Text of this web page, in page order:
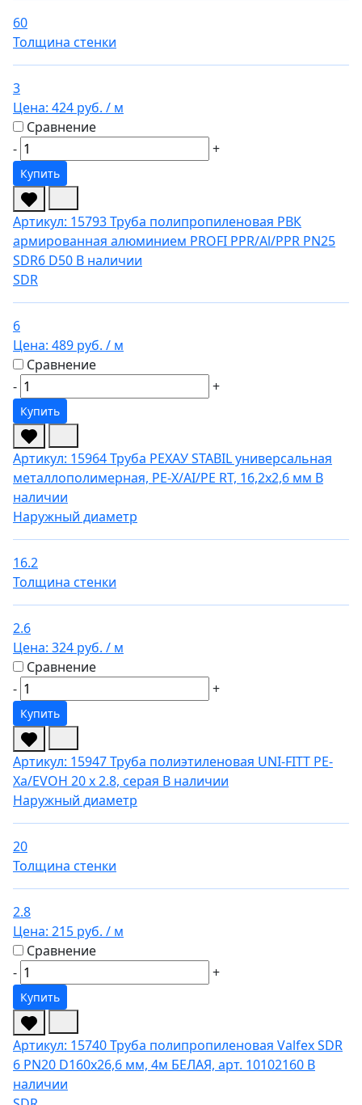
60
Толщина стенки
3
Цена: 424 руб. / м
Сравнение
-
+
Купить
Артикул: 15793Труба полипропиленовая РВК
армированная алюминием PROFI PPR/Al/PPR PN25
SDR6 D50 В наличии
SDR
6
Цена: 489 руб. / м
Сравнение
-
+
Купить
Артикул: 15964Труба РЕХАУ STABIL универсальная
металлополимерная, PE-X/AI/PE RT, 16,2х2,6 мм В
наличии
Наружный диаметр
16.2
Толщина стенки
2.6
Цена: 324 руб. / м
Сравнение
-
+
Купить
Артикул: 15947Труба полиэтиленовая UNI-FITT PE-
Xa/EVOH 20 х 2.8, серая В наличии
Наружный диаметр
20
Толщина стенки
2.8
Цена: 215 руб. / м
Сравнение
-
+
Купить
Артикул: 15740Труба полипропиленовая Valfex SDR
6 PN20 D160х26,6 мм, 4м БЕЛАЯ, арт. 10102160 В
наличии